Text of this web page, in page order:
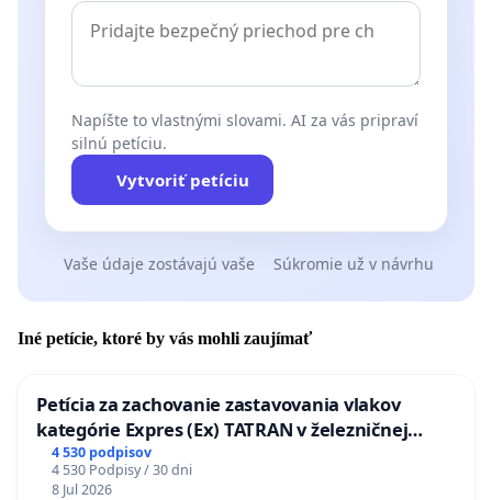
Napíšte to vlastnými slovami. AI za vás pripraví
silnú petíciu.
Vytvoriť petíciu
Vaše údaje zostávajú vaše Súkromie už v návrhu
Iné petície, ktoré by vás mohli zaujímať
Petícia za zachovanie zastavovania vlakov
kategórie Expres (Ex) TATRAN v železničnej
stanici Púchov
4 530 podpisov
4 530 Podpisy / 30 dni
8 Jul 2026